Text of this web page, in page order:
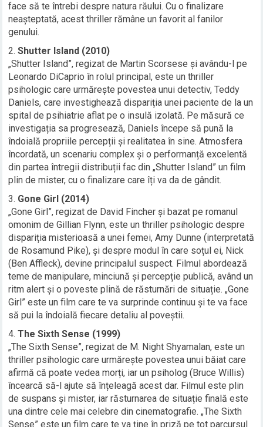
face să te întrebi despre natura răului. Cu o finalizare
neașteptată, acest thriller rămâne un favorit al fanilor
genului.
Shutter Island (2010)
„Shutter Island”, regizat de Martin Scorsese și avându-l pe
Leonardo DiCaprio în rolul principal, este un thriller
psihologic care urmărește povestea unui detectiv, Teddy
Daniels, care investighează dispariția unei paciente de la un
spital de psihiatrie aflat pe o insulă izolată. Pe măsură ce
investigația sa progresează, Daniels începe să pună la
îndoială propriile percepții și realitatea în sine. Atmosfera
încordată, un scenariu complex și o performanță excelentă
din partea întregii distribuții fac din „Shutter Island” un film
plin de mister, cu o finalizare care îți va da de gândit.
Gone Girl (2014)
„Gone Girl”, regizat de David Fincher și bazat pe romanul
omonim de Gillian Flynn, este un thriller psihologic despre
dispariția misterioasă a unei femei, Amy Dunne (interpretată
de Rosamund Pike), și despre modul în care soțul ei, Nick
(Ben Affleck), devine principalul suspect. Filmul abordează
teme de manipulare, minciună și percepție publică, având un
ritm alert și o poveste plină de răsturnări de situație. „Gone
Girl” este un film care te va surprinde continuu și te va face
să pui la îndoială fiecare detaliu al poveștii.
The Sixth Sense (1999)
„The Sixth Sense”, regizat de M. Night Shyamalan, este un
thriller psihologic care urmărește povestea unui băiat care
afirmă că poate vedea morți, iar un psiholog (Bruce Willis)
încearcă să-l ajute să înțeleagă acest dar. Filmul este plin
de suspans și mister, iar răsturnarea de situație finală este
una dintre cele mai celebre din cinematografie. „The Sixth
Sense” este un film care te va ține în priză pe tot parcursul